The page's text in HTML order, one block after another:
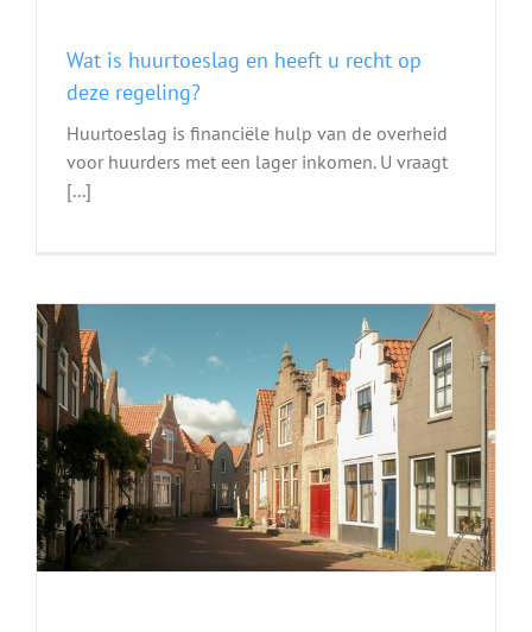
Wat is huurtoeslag en heeft u recht op
deze regeling?
Huurtoeslag is financiële hulp van de overheid
voor huurders met een lager inkomen. U vraagt
[...]